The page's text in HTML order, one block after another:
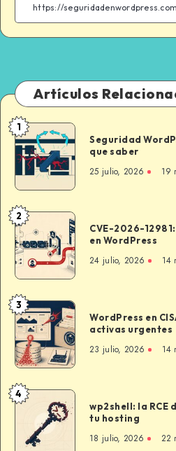
Facebook
Artículos
Seguridad
WordPress
7.0.2:
lo
que
tenés
que
saber
1
Seguridad
que saber
25 julio, 2026 19
CVE-
2026-
12981:
CAFEHAUS
API
sin
auth
en
WordPress
2
CVE-2026-12981:
en WordPress
24 julio, 2026 14
WordPress
en
CISA
KEV
2026:
4
fallas
activas
urgentes
3
WordPress en
activas urgentes
23 julio, 2026 14
wp2shell:
de
4
wp2shell: la RCE
tu hosting
18 julio, 2026 22